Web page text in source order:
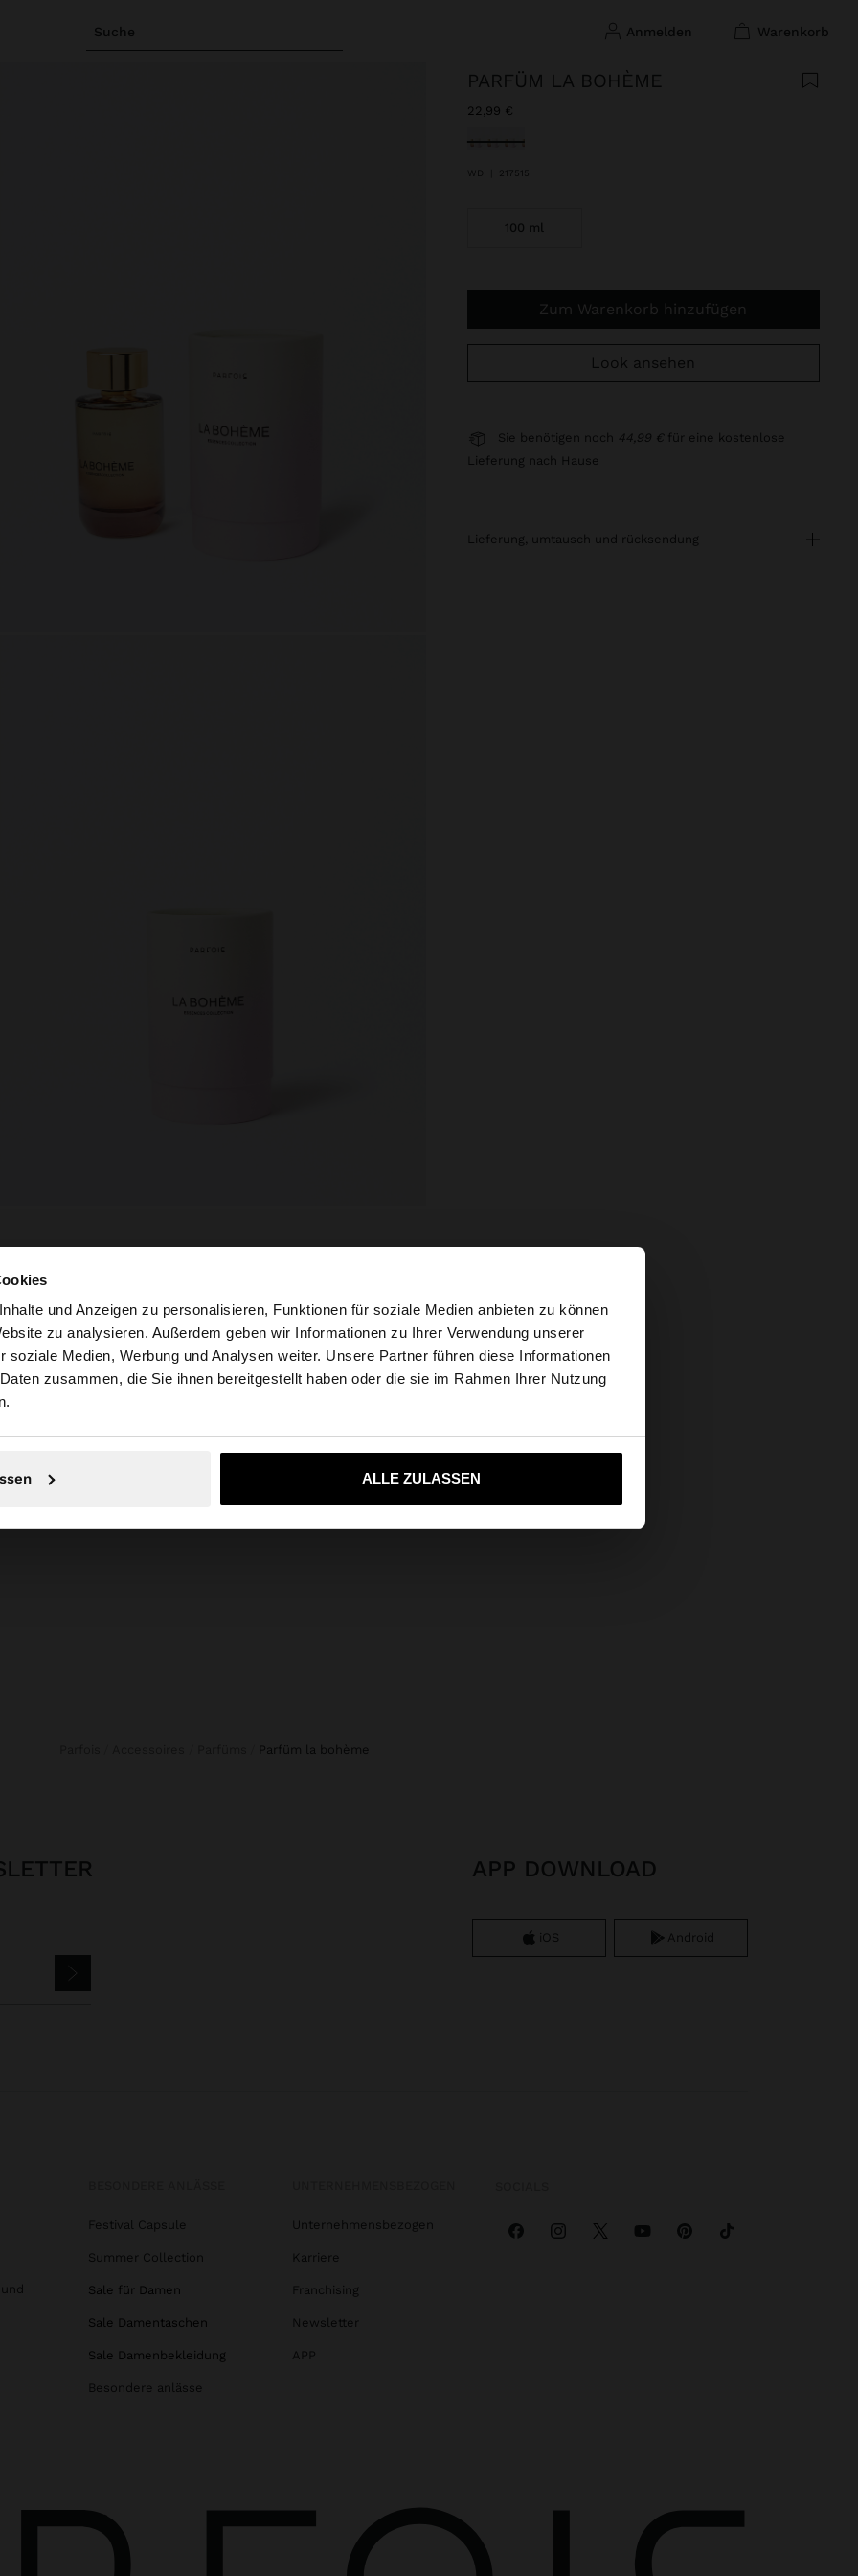
und Anzeigen zu personalisieren, Funktionen für soziale Medien anbieten zu können
zu analysieren. Außerdem geben wir Informationen zu Ihrer Verwendung unserer
soziale Medien, Werbung und Analysen weiter. Unsere Partner führen diese Informationen
zusammen, die Sie ihnen bereitgestellt haben oder die sie im Rahmen Ihrer Nutzung
ALLE ZULASSEN
Suche anmelden warenkorb
×
auf die Website zu. Möchten Sie unsere United States Website
Nein, bleiben Sie bei Austria Ja, bringen Sie mich zu United States
PARFÜM LA BOHÈME
22,99 €
ausgewählt
217515
100 ml
Zum Warenkorb hinzufügen
Look ansehen
Sie benötigen noch 44,99 €
für eine kostenlose
Lieferung nach Hause
lieferung, umtausch und rücksendung
herkunft
Empfehlung: 100% Glas
parfüm la bohème
APP DOWNLOAD
iOS Android
Festival Capsule
Summer Collection
Sale für Damen
Sale Damentaschen
Sale Damenbekleidung
Besondere anlässe
Unternehmensbezogen
Karriere
Franchising
Newsletter
APP